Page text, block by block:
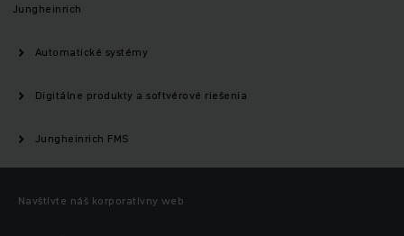
Jungheinrich
Automatické systémy
Digitálne produkty a softvérové riešenia
Jungheinrich FMS
Navštívte náš korporatívny web